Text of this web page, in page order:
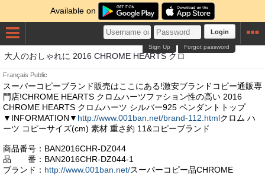
Available on
Login
Forgot password
Sign Up
大人のおしゃれに 2016 CHROME HEARTS クロ
Français Public
スーパーコピーブランド販売はここにある!激安ブランドコピー通販専
門店!CHROME HEARTS クロムハーツファション性の高い 2016
CHROME HEARTS クロムハーツ シルバー925 ペンダントトップ
▼INFORMATION▼ http://www.001ban.net/brand-112.htmlクロム ハ
ーツ コピーサイズ(cm) 素材 重さ約 11&コピーブランド
商品番号：BAN2016CHR-DZ044
品 番：BAN2016CHR-DZ044-1
ブランド： http://www.001ban.net/スーパーコピー品CHROME